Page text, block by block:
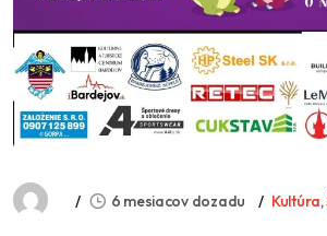
6 mesiacov dozadu Kultúra,